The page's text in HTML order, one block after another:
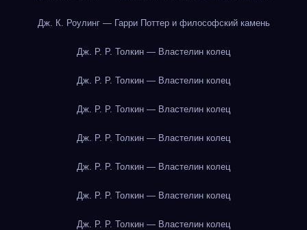
Дж. К. Роулинг — Гарри Поттер и философский камень
Дж. Р. Р. Толкин — Властелин колец
Дж. Р. Р. Толкин — Властелин колец
Дж. Р. Р. Толкин — Властелин колец
Дж. Р. Р. Толкин — Властелин колец
Дж. Р. Р. Толкин — Властелин колец
Дж. Р. Р. Толкин — Властелин колец
Дж. Р. Р. Толкин — Властелин колец